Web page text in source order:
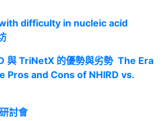
difficulty in nucleic acid
與 TriNetX 的優勢與劣勢 The Era
Pros and Cons of NHIRD vs.
討會